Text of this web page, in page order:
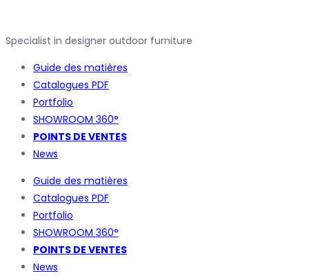
Specialist in designer outdoor furniture
Guide des matières
Catalogues PDF
Portfolio
SHOWROOM 360°
POINTS DE VENTES
News
Guide des matières
Catalogues PDF
Portfolio
SHOWROOM 360°
POINTS DE VENTES
News